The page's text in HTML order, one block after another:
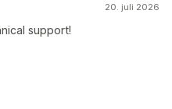
20. juli 2026
support!